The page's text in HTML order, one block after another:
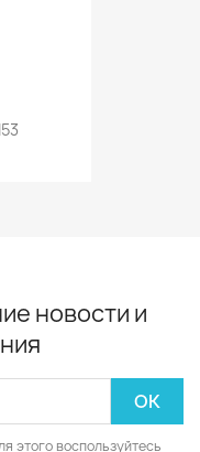
новости и
этого воспользуйтесь